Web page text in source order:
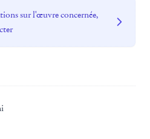
sur l'œuvre concernée,